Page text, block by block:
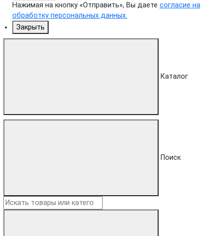
Нажимая на кнопку «Отправить», Вы даете согласие на
обработку персональных данных.
Закрыть
Каталог
Поиск